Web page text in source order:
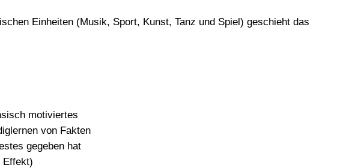
Einheiten (Musik, Sport, Kunst, Tanz und Spiel) geschieht das
motiviertes
von Fakten
gegeben hat
Effekt)